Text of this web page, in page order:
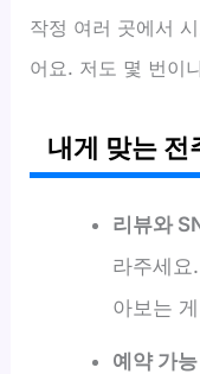
작정 여러 곳에서
어요. 저도 몇 번이
내게 맞는 전
리뷰와
라주세요
아보는
예약 가